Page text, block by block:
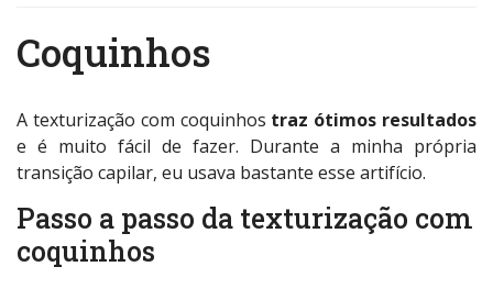
Coquinhos
A texturização com coquinhos traz ótimos resultados
e é muito fácil de fazer. Durante a minha própria
transição capilar, eu usava bastante esse artifício.
Passo a passo da texturização com
coquinhos